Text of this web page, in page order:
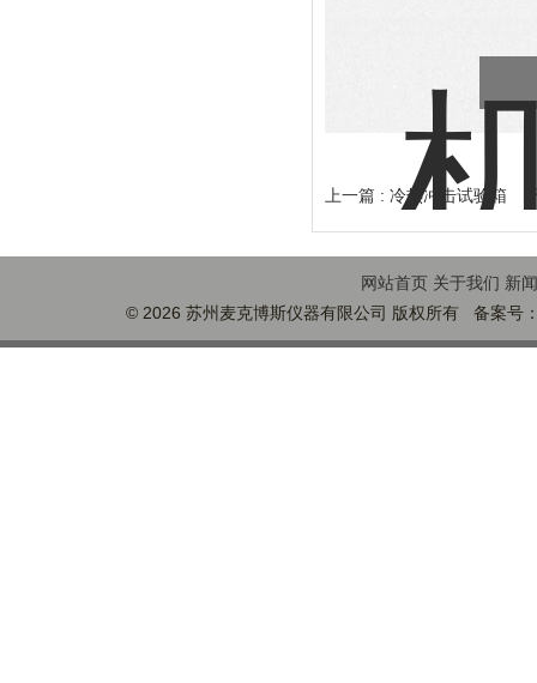
上一篇 : 冷热冲击试验箱
网站首页 关于我们 新
© 2026 苏州麦克博斯仪器有限公司 版权所有 备案号